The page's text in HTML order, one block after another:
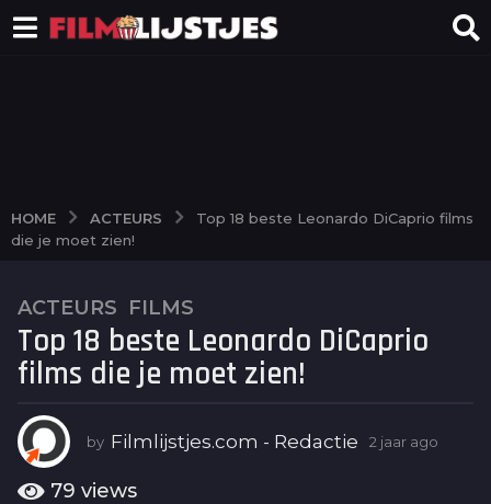
HOME ACTEURS
Top 18 beste Leonardo DiCaprio films
die je moet zien!
2
j
a
a
a
g
o
ACTEURS ,FILMS
Top 18 beste Leonardo DiCaprio
films die je moet zien!
by Filmlijstjes.com - Redactie 2 jaar ago
79 views